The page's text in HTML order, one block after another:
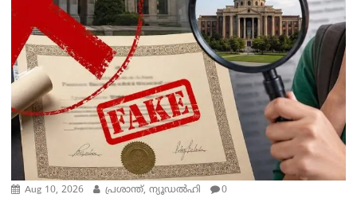
Aug 10, 2026 പ്രശാന്ത്, ന്യൂഡല്‍ഹി 0